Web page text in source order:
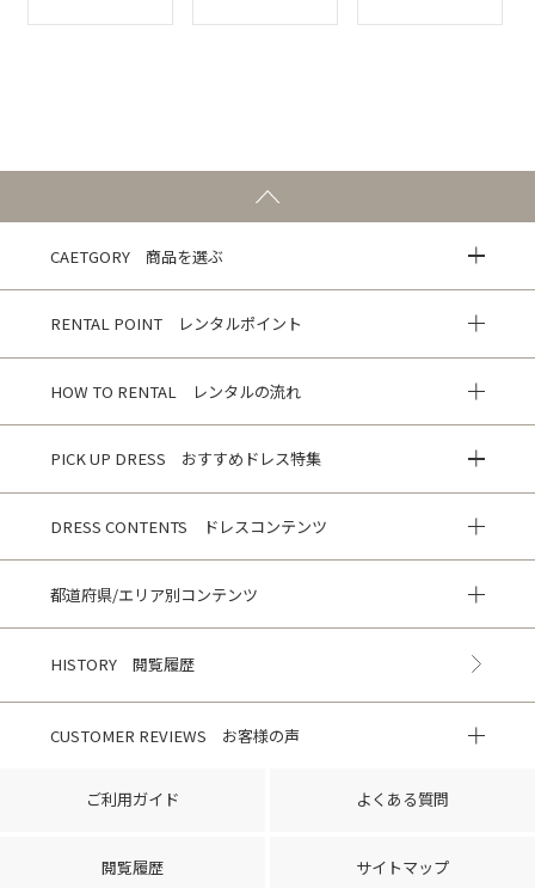
CAETGORY 商品を選ぶ
RENTAL POINT レンタルポイント
HOW TO RENTAL レンタルの流れ
PICK UP DRESS おすすめドレス特集
DRESS CONTENTS ドレスコンテンツ
都道府県/エリア別コンテンツ
HISTORY 閲覧履歴
CUSTOMER REVIEWS お客様の声
ご利用ガイド よくある質問
閲覧履歴 サイトマップ